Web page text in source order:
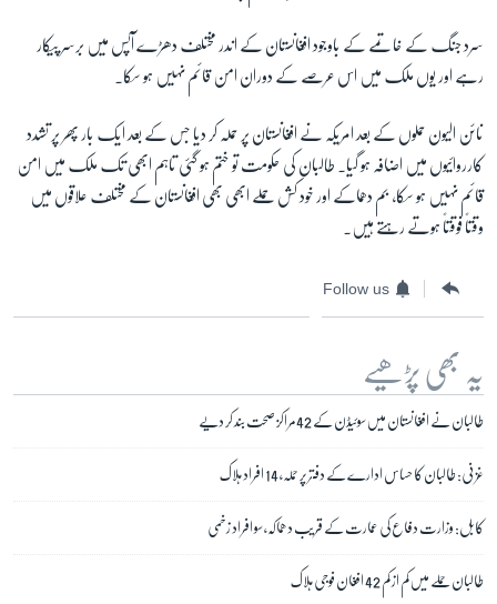
سرد جنگ کے خاتمے کے باوجود افغانستان کے اندر مختلف دھڑے آپس میں برسر پیکار
رہے اور یوں ملک میں اس عرصے کے دوران امن قائم نہیں ہو سکا۔
نائن الیون حملوں کے بعد امریکہ نے افغانستان پر حملہ کر دیا جس کے بعد ایک بار پھر پر تشدد
کارروائیوں میں اضافہ ہو گیا۔ طالبان کی حکومت تو ختم ہو گئی تاہم ابھی تک ملک میں امن
قائم نہیں ہو سکا، بم دھماکے اور خود کش حملے ابھی بھی افغانستان کے مختلف علاقوں میں
وقتاً فوقتاً ہوتے رہتے ہیں۔
Follow us
یہ بھی پڑھیے
طالبان نے افغانستان میں سوئیڈن کے 42 مراکز صحت بند کر دیے
غزنی: طالبان کا حساس ادارے کے دفتر پر حملہ، 14 افراد ہلاک
کابل: وزارت دفاع کی عمارت کے قریب دھماکہ، سو افراد زخمی
طالبان حملے میں کم از کم 42 افغان فوجی ہلاک